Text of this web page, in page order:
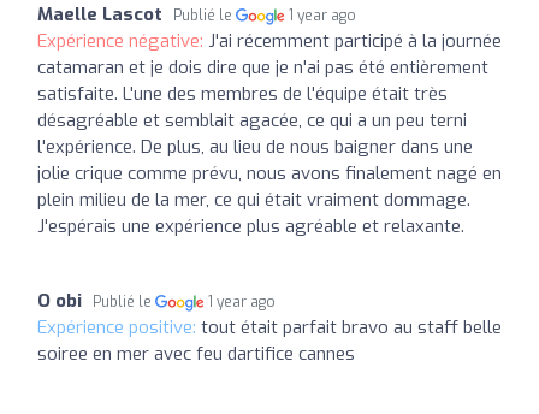
Maelle Lascot Publié le 1 year ago
Expérience négative: J'ai récemment participé à la journée
catamaran et je dois dire que je n'ai pas été entièrement
satisfaite. L'une des membres de l'équipe était très
désagréable et semblait agacée, ce qui a un peu terni
l'expérience. De plus, au lieu de nous baigner dans une
jolie crique comme prévu, nous avons finalement nagé en
plein milieu de la mer, ce qui était vraiment dommage.
J'espérais une expérience plus agréable et relaxante.
O obi Publié le 1 year ago
Expérience positive: tout était parfait bravo au staff belle
soiree en mer avec feu dartifice cannes